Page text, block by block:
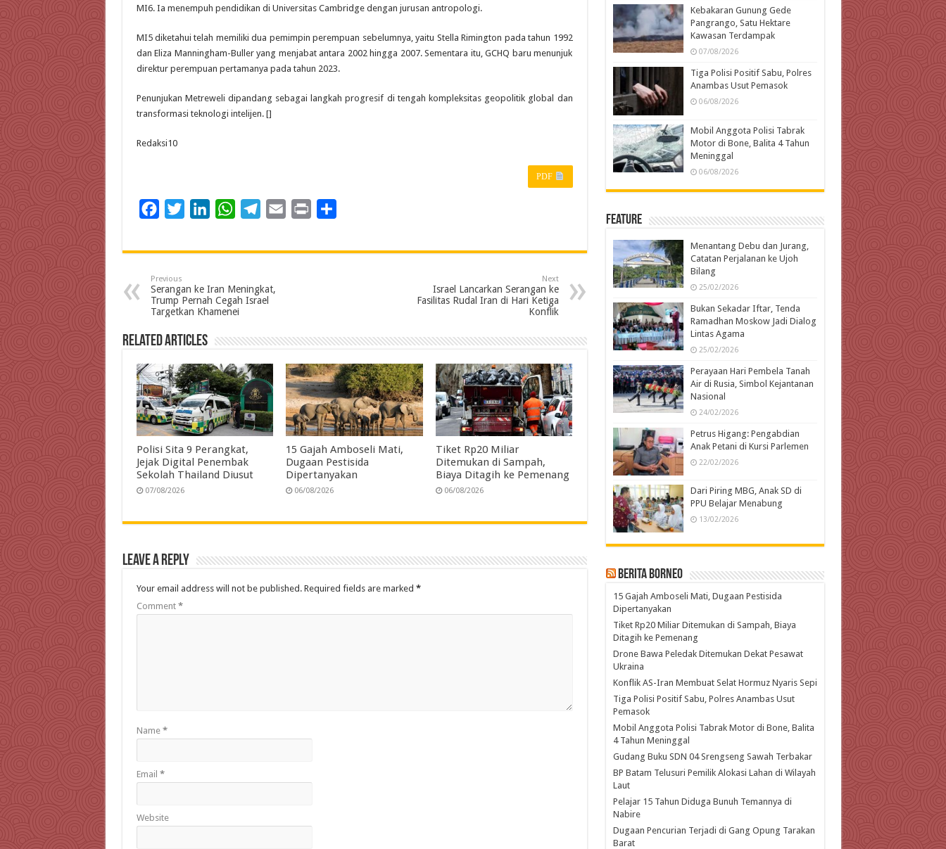
MI6. Ia menempuh pendidikan di Universitas Cambridge dengan jurusan antropologi.
MI5 diketahui telah memiliki dua pemimpin perempuan sebelumnya, yaitu Stella Rimington pada tahun 1992
dan Eliza Manningham-Buller yang menjabat antara 2002 hingga 2007. Sementara itu, GCHQ baru menunjuk
direktur perempuan pertamanya pada tahun 2023.
Penunjukan Metreweli dipandang sebagai langkah progresif di tengah kompleksitas geopolitik global dan
transformasi teknologi intelijen. []
Redaksi10
PDF
c
b
o
k
i
t
e
n
e
d
n
W
a
s
A
p
l
g
r
m
a
i
a
Previous
Serangan ke Iran Meningkat,
Trump Pernah Cegah Israel
Targetkan Khamenei
Next
Israel Lancarkan Serangan ke
Fasilitas Rudal Iran di Hari Ketiga
Konflik
Related Articles
Polisi Sita 9 Perangkat,
Jejak Digital Penembak
Sekolah Thailand Diusut
07/08/2026
15 Gajah Amboseli Mati,
Dugaan Pestisida
Dipertanyakan
06/08/2026
Tiket Rp20 Miliar
Ditemukan di Sampah,
Biaya Ditagih ke Pemenang
06/08/2026
Leave a Reply
Your email address will not be published. Required fields are marked *
Comment *
Name *
Email *
Website
Kebakaran Gunung Gede
Pangrango, Satu Hektare
Kawasan Terdampak
07/08/2026
Tiga Polisi Positif Sabu, Polres
Anambas Usut Pemasok
06/08/2026
Mobil Anggota Polisi Tabrak
Motor di Bone, Balita 4 Tahun
Meninggal
06/08/2026
Feature
Menantang Debu dan Jurang,
Catatan Perjalanan ke Ujoh
Bilang
25/02/2026
Bukan Sekadar Iftar, Tenda
Ramadhan Moskow Jadi Dialog
Lintas Agama
25/02/2026
Perayaan Hari Pembela Tanah
Air di Rusia, Simbol Kejantanan
Nasional
24/02/2026
Petrus Higang: Pengabdian
Anak Petani di Kursi Parlemen
22/02/2026
Dari Piring MBG, Anak SD di
PPU Belajar Menabung
13/02/2026
Berita Borneo
15 Gajah Amboseli Mati, Dugaan Pestisida
Dipertanyakan
Tiket Rp20 Miliar Ditemukan di Sampah, Biaya
Ditagih ke Pemenang
Drone Bawa Peledak Ditemukan Dekat Pesawat
Ukraina
Konflik AS-Iran Membuat Selat Hormuz Nyaris Sepi
Tiga Polisi Positif Sabu, Polres Anambas Usut
Pemasok
Mobil Anggota Polisi Tabrak Motor di Bone, Balita
4 Tahun Meninggal
Gudang Buku SDN 04 Srengseng Sawah Terbakar
BP Batam Telusuri Pemilik Alokasi Lahan di Wilayah
Laut
Pelajar 15 Tahun Diduga Bunuh Temannya di
Nabire
Dugaan Pencurian Terjadi di Gang Opung Tarakan
Barat